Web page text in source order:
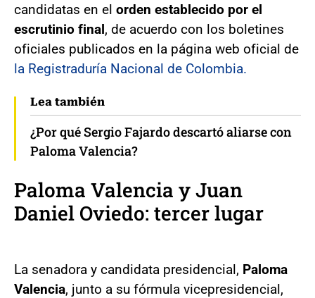
candidatas en el orden establecido por el
escrutinio final, de acuerdo con los boletines
oficiales publicados en la página web oficial de
la Registraduría Nacional de Colombia.
Lea también
¿Por qué Sergio Fajardo descartó aliarse con
Paloma Valencia?
Paloma Valencia y Juan
Daniel Oviedo: tercer lugar
La senadora y candidata presidencial, Paloma
Valencia, junto a su fórmula vicepresidencial,